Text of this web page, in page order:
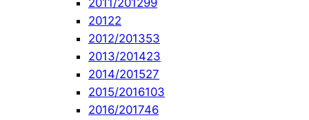
2011/201299
20122
2012/201353
2013/201423
2014/201527
2015/2016103
2016/201746